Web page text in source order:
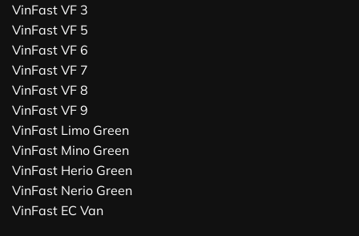
VinFast VF 3
VinFast VF 5
VinFast VF 6
VinFast VF 7
VinFast VF 8
VinFast VF 9
VinFast Limo Green
VinFast Mino Green
VinFast Herio Green
VinFast Nerio Green
VinFast EC Van